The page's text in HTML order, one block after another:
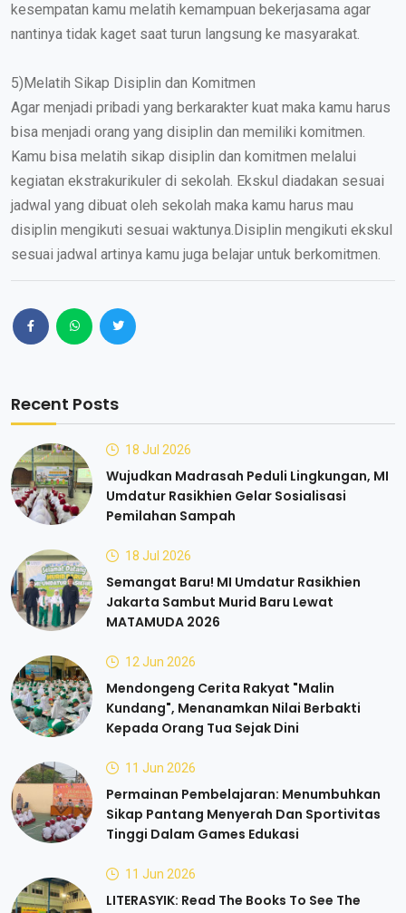
kesempatan kamu melatih kemampuan bekerjasama agar
nantinya tidak kaget saat turun langsung ke masyarakat.
5)Melatih Sikap Disiplin dan Komitmen
Agar menjadi pribadi yang berkarakter kuat maka kamu harus
bisa menjadi orang yang disiplin dan memiliki komitmen.
Kamu bisa melatih sikap disiplin dan komitmen melalui
kegiatan ekstrakurikuler di sekolah. Ekskul diadakan sesuai
jadwal yang dibuat oleh sekolah maka kamu harus mau
disiplin mengikuti sesuai waktunya.Disiplin mengikuti ekskul
sesuai jadwal artinya kamu juga belajar untuk berkomitmen.
Recent Posts
18 Jul 2026
Wujudkan Madrasah Peduli Lingkungan, MI
Umdatur Rasikhien Gelar Sosialisasi
Pemilahan Sampah
18 Jul 2026
Semangat Baru! MI Umdatur Rasikhien
Jakarta Sambut Murid Baru Lewat
MATAMUDA 2026
12 Jun 2026
Mendongeng Cerita Rakyat "Malin
Kundang", Menanamkan Nilai Berbakti
Kepada Orang Tua Sejak Dini
11 Jun 2026
Permainan Pembelajaran: Menumbuhkan
Sikap Pantang Menyerah Dan Sportivitas
Tinggi Dalam Games Edukasi
11 Jun 2026
LITERASYIK: Read The Books To See The